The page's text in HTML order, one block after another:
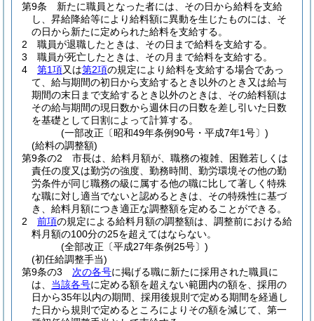
第9条
新たに職員となった者には、その日から給料を支給
し、昇給降給等により給料額に異動を生じたものには、そ
の日から新たに定められた給料を支給する。
2
職員が退職したときは、その日まで給料を支給する。
3
職員が死亡したときは、その月まで給料を支給する。
4
第1項又は第2項の規定により給料を支給する場合であっ
て、給与期間の初日から支給するとき以外のとき又は給与
期間の末日まで支給するとき以外のときは、その給料額は
その給与期間の現日数から週休日の日数を差し引いた日数
を基礎として日割によって計算する。
(一部改正〔昭和49年条例90号・平成7年1号〕)
(給料の調整額)
第9条の2
市長は、給料月額が、職務の複雑、困難若しくは
責任の度又は勤労の強度、勤務時間、勤労環境その他の勤
労条件が同じ職務の級に属する他の職に比して著しく特殊
な職に対し適当でないと認めるときは、その特殊性に基づ
き、給料月額につき適正な調整額を定めることができる。
2
前項の規定による給料月額の調整額は、調整前における給
料月額の100分の25を超えてはならない。
(全部改正〔平成27年条例25号〕)
(初任給調整手当)
第9条の3
次の各号に掲げる職に新たに採用された職員に
は、 当該各号に定める額を超えない範囲内の額を、採用の
日から35年以内の期間、採用後規則で定める期間を経過し
た日から規則で定めるところによりその額を減じて、第一